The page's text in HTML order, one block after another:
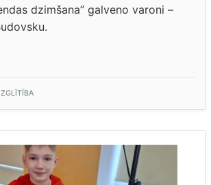
dzimšana” galveno varoni –